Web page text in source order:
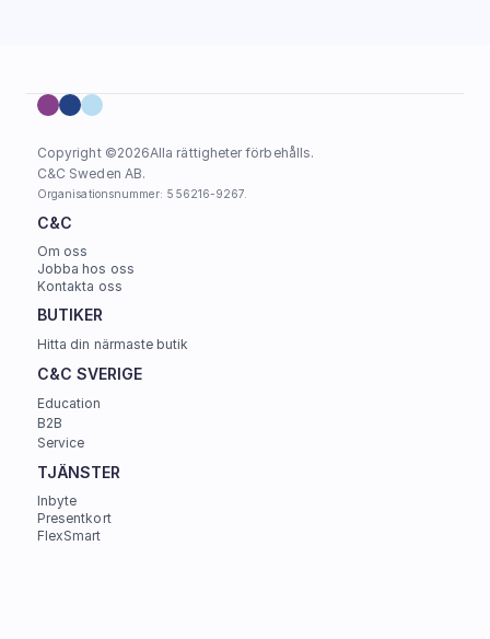
Copyright ©2026Alla rättigheter förbehålls.
C&C Sweden AB.
Organisationsnummer: 556216-9267.
C&C
Om oss
Jobba hos oss
Kontakta oss
BUTIKER
Hitta din närmaste butik
C&C SVERIGE
Education
B2B
Service
TJÄNSTER
Inbyte
Presentkort
FlexSmart